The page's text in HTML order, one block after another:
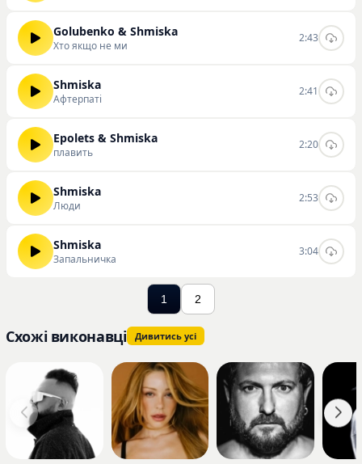
Golubenko & Shmiska
Хто якщо не ми
2:43
Shmiska
Афтерпаті
2:41
Epolets & Shmiska
плавить
2:20
Shmiska
Люди
2:53
Shmiska
Запальничка
3:04
1 2
Схожі виконавці Дивитись усі